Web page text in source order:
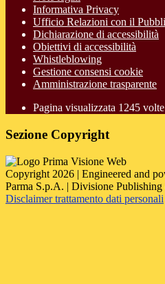
Informativa Privacy
Ufficio Relazioni con il
Dichiarazione di accessibilità
Obiettivi di accessibilità
Whistleblowing
Gestione consensi cookie
Amministrazione trasparente
Pagina visualizzata 1245 volte
Sezione Copyright
Copyright 2026 | Engineered and
Parma S.p.A. | Divisione
Disclaimer trattamento dati personali